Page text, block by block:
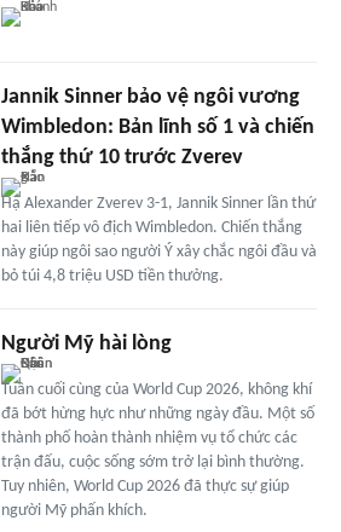
Jannik Sinner bảo vệ ngôi vương
Wimbledon: Bản lĩnh số 1 và chiến
thắng thứ 10 trước Zverev
Hạ Alexander Zverev 3-1, Jannik Sinner lần thứ
hai liên tiếp vô địch Wimbledon. Chiến thắng
này giúp ngôi sao người Ý xây chắc ngôi đầu và
bỏ túi 4,8 triệu USD tiền thưởng.
Người Mỹ hài lòng
Tuần cuối cùng của World Cup 2026, không khí
đã bớt hừng hực như những ngày đầu. Một số
thành phố hoàn thành nhiệm vụ tổ chức các
trận đấu, cuộc sống sớm trở lại bình thường.
Tuy nhiên, World Cup 2026 đã thực sự giúp
người Mỹ phấn khích.